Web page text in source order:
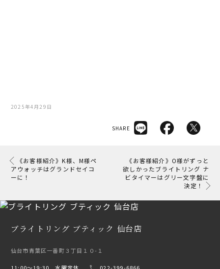
2025年4月29日
SHARE
《お客様紹介》K様、M様ペ
アウォッチはグランドセイコ
ーに！
《お客様紹介》O様がずっと
欲しかったブライトリング ナ
ビタイマーはグリー文字盤に
決定！
ブライトリング ブティック 仙台店
仙台市青葉区一番町３丁目１０-１